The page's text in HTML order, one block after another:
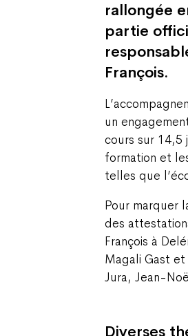
rallongée
partie
François.
un
cours sur 14,5
formation et
telles que
Pour marquer
des
François à
Magali Gast
Jura, Jean-
Diverses